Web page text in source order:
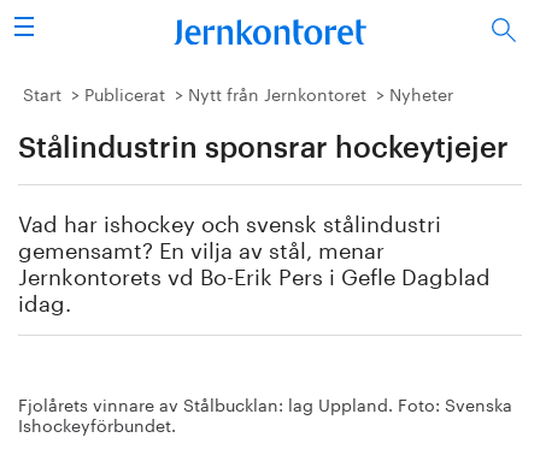
Sök
Stålindustrin
Vision 2050
Forskning/utbildning
Energi/miljö
Vi tycker
Publicerat
Start Publicerat Nytt från Jernkontoret Nyheter
Stålindustrin sponsrar hockeytjejer
Vad har ishockey och svensk stålindustri
gemensamt? En vilja av stål, menar
Jernkontorets vd Bo-Erik Pers i Gefle Dagblad
idag.
Fjolårets vinnare av Stålbucklan: lag Uppland. Foto: Svenska
Ishockeyförbundet.